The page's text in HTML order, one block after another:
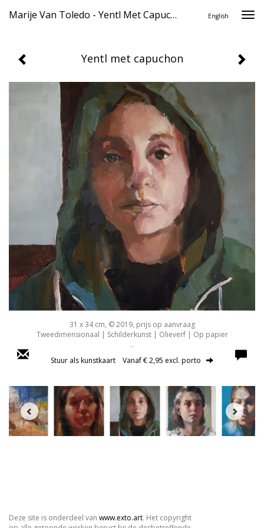
Marije Van Toledo - Yentl Met Capuchon English
Yentl met capuchon
31 x 34 cm, © 2019, prijs op aanvraag
Tweedimensionaal | Schilderkunst | Olieverf | Op papier
..
Stuur als kunstkaart Vanaf € 2,95 excl. porto
Deze site is onderdeel van www.exto.art. Het copyright